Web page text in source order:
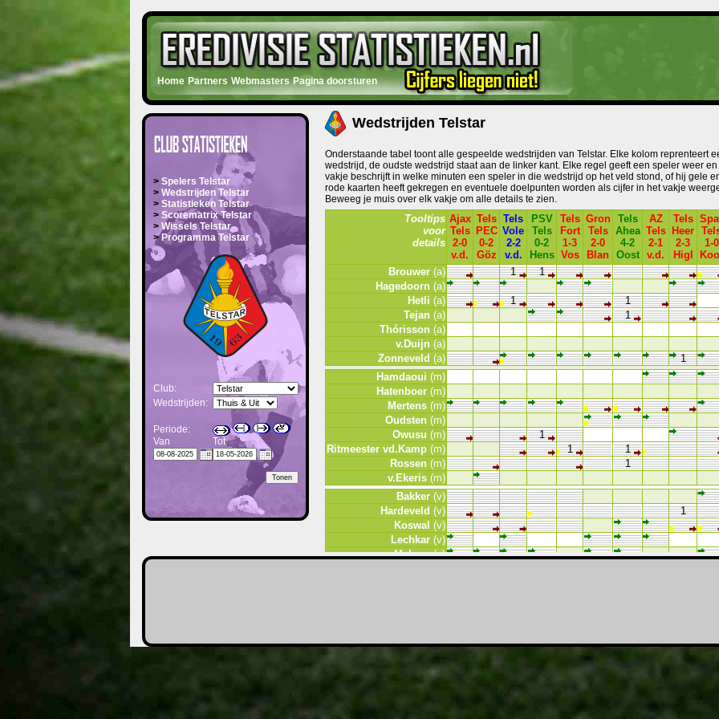
Home Partners Webmasters Pagina doorsturen
Wedstrijden Telstar
Onderstaande tabel toont alle gespeelde wedstrijden van Telstar. Elke kolom reprenteert
wedstrijd, de oudste wedstrijd staat aan de linker kant. Elke regel geeft een speler weer
vakje beschrijft in welke minuten een speler in die wedstrijd op het veld stond, of hij gele
rode kaarten heeft gekregen en eventuele doelpunten worden als cijfer in het vakje
Beweeg je muis over elk vakje om alle details te zien.
Tooltips
voor
details
Ajax
Tels
2-0
v.d.
Tels
PEC
0-2
Göz
Tels
Vole
2-2
v.d.
PSV
Tels
0-2
Hens
Tels
Fort
1-3
Vos
Gron
Tels
2-0
Blan
Tels
Ahea
4-2
Oost
AZ
Tels
2-1
v.d.
Tels
Heer
2-3
Higl
1-0
Brouwer (a) 1 1
Hagedoorn (a)
Hetli (a) 1 1
Tejan (a) 1
Thórisson (a)
v.Duijn (a)
Zonneveld (a) 1
Hamdaoui (m)
Hatenboer (m)
Mertens (m)
Oudsten (m)
Owusu (m) 1
Ritmeester vd.Kamp (m) 1 1
Rossen (m) 1
v.Ekeris (m)
Bakker (v)
Hardeveld (v) 1
Koswal (v)
Lechkar (v)
Malone(v)
Reiziger(k)
23 -Seedorf
Alders
> Spelers Telstar
> Wedstrijden Telstar
> Statistieken Telstar
> Scorematrix Telstar
> Wissels Telstar
> Programma Telstar
Club:
Wedstrijden:
Periode:
Van
Tot